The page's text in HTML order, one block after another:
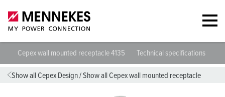
Cepex wall mounted receptacle 4135 Technical specifications
Show all Cepex Design/Show all Cepex wall mounted receptacle